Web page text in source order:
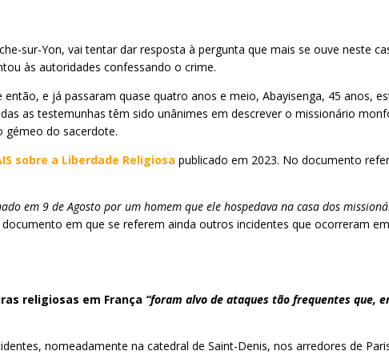
sur-Yon, vai tentar dar resposta à pergunta que mais se ouve neste
às autoridades confessando o crime.
e já passaram quase quatro anos e meio, Abayisenga, 45 anos,
as testemunhas têm sido unânimes em descrever o missionário
gémeo do sacerdote.
sobre a Liberdade Religiosa publicado em 2023. No documento
em 9 de Agosto por um homem que ele hospedava na casa dos
em que se referem ainda outros incidentes que ocorreram
religiosas em França “foram alvo de ataques tão frequentes que,
nomeadamente na catedral de Saint-Denis, nos arredores de